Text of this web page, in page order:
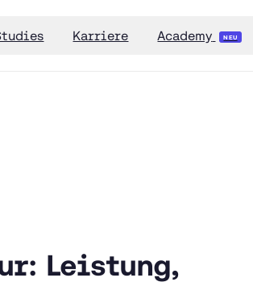
Karriere Academy NEU
Leistung,